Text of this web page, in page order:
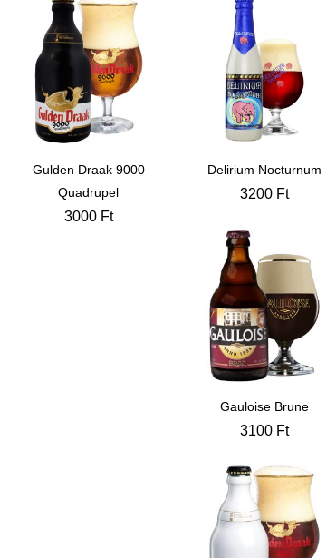
Gulden Draak 9000
Quadrupel
3000 Ft
Delirium Nocturnum
3200 Ft
Gauloise Brune
3100 Ft